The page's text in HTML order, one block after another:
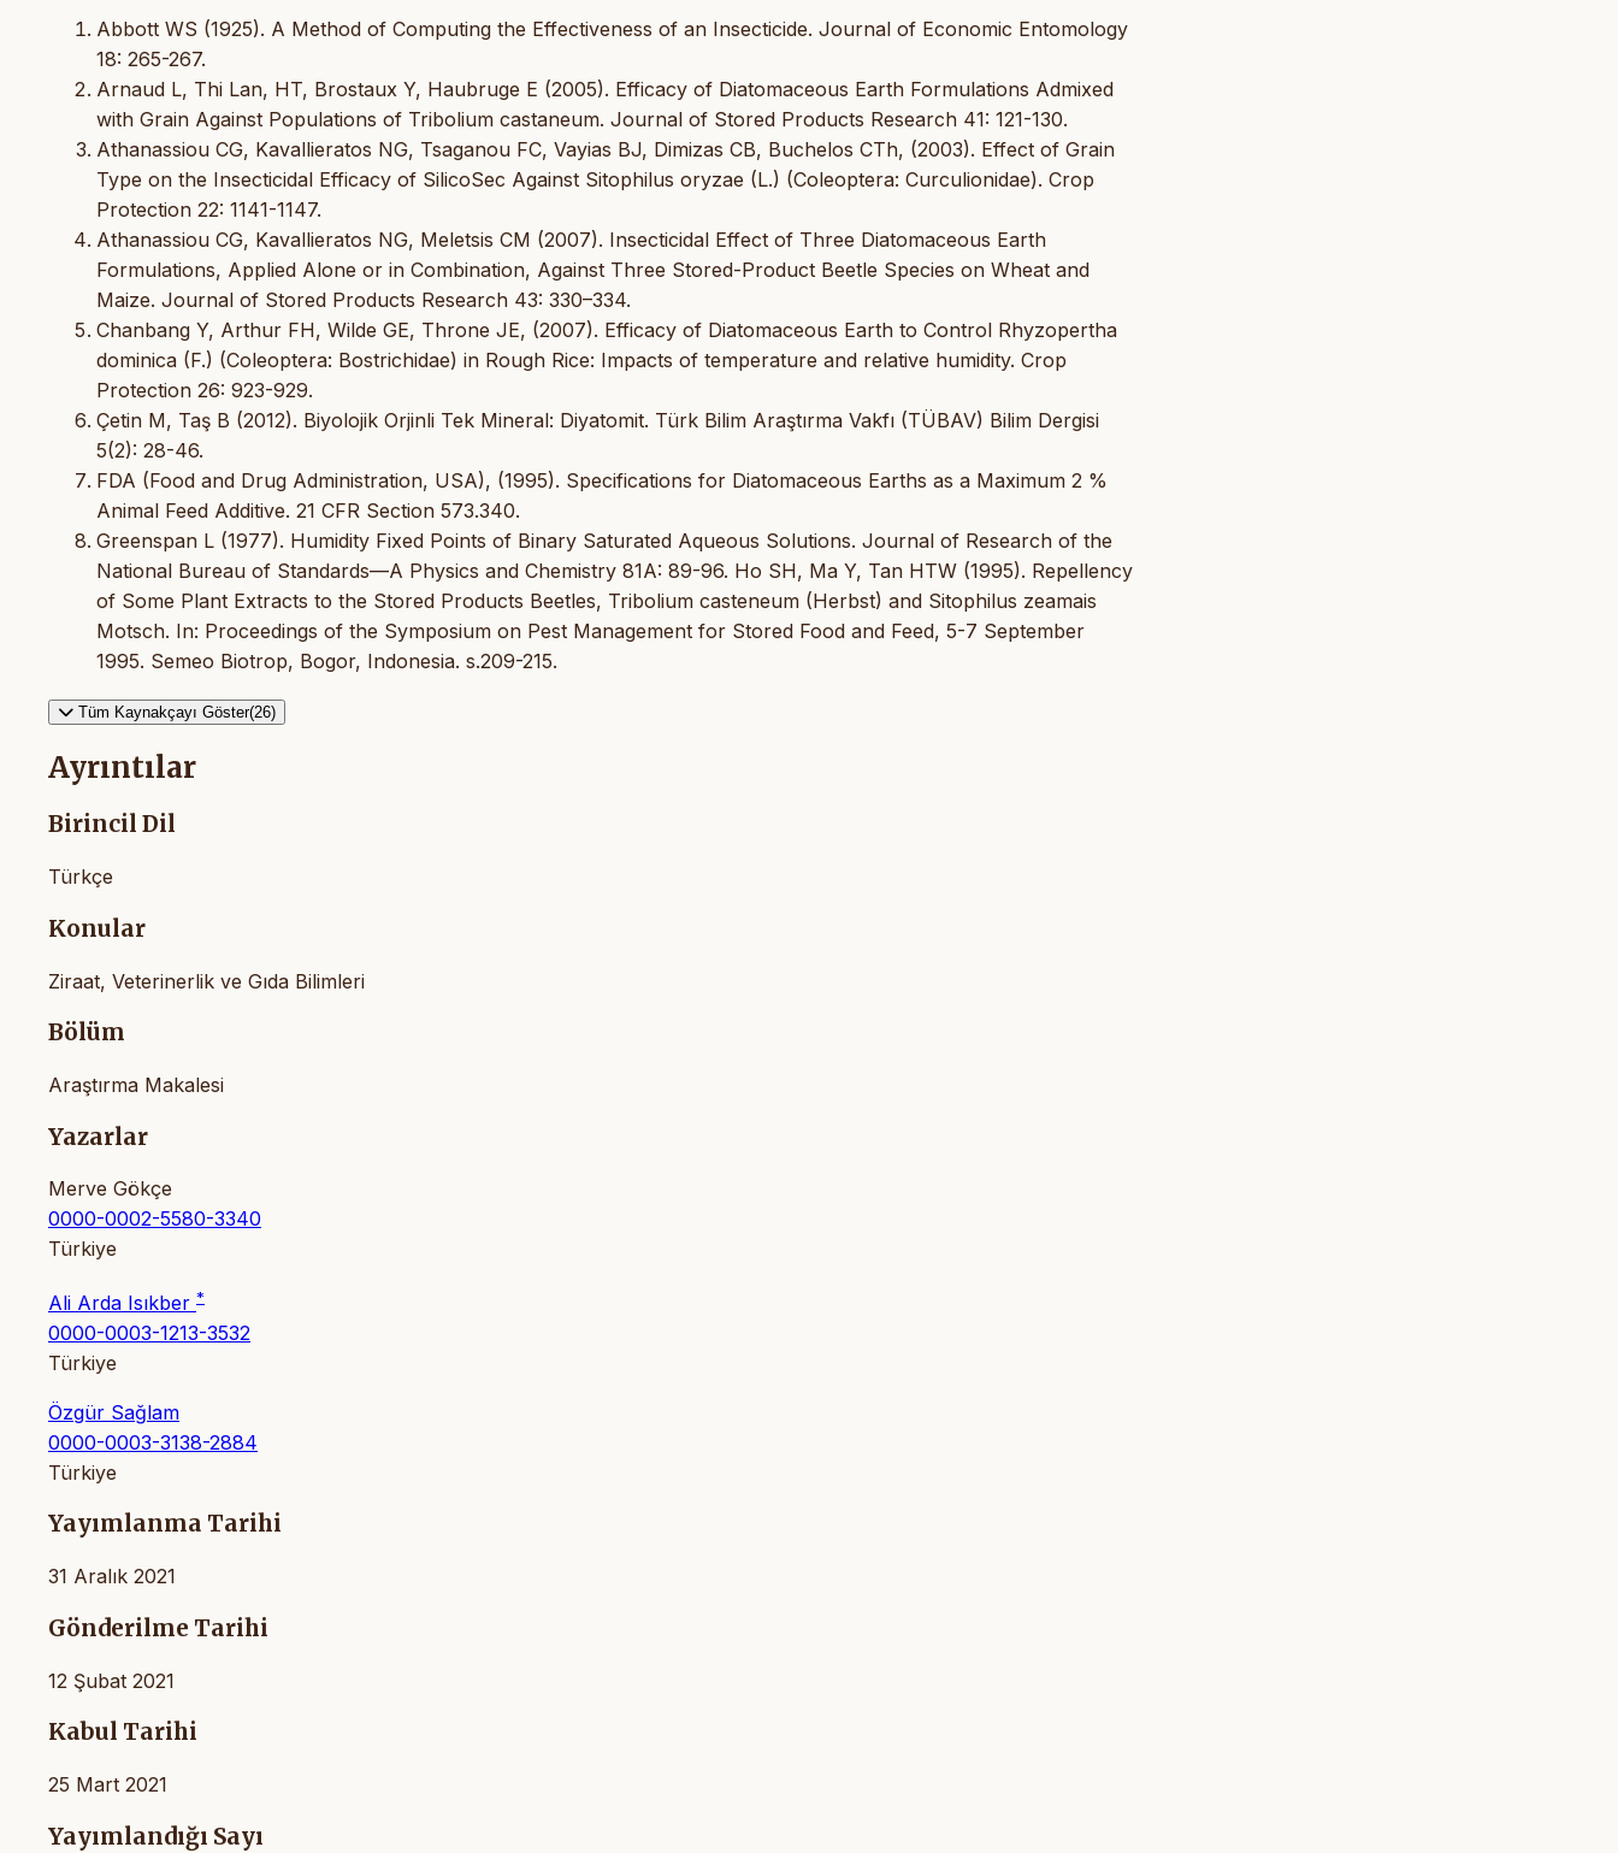
Abbott WS (1925). A Method of Computing the Effectiveness of an Insecticide. Journal of Economic Entomology
18: 265-267.
Arnaud L, Thi Lan, HT, Brostaux Y, Haubruge E (2005). Efficacy of Diatomaceous Earth Formulations Admixed
with Grain Against Populations of Tribolium castaneum. Journal of Stored Products Research 41: 121-130.
Athanassiou CG, Kavallieratos NG, Tsaganou FC, Vayias BJ, Dimizas CB, Buchelos CTh, (2003). Effect of Grain
Type on the Insecticidal Efficacy of SilicoSec Against Sitophilus oryzae (L.) (Coleoptera: Curculionidae). Crop
Protection 22: 1141-1147.
Athanassiou CG, Kavallieratos NG, Meletsis CM (2007). Insecticidal Effect of Three Diatomaceous Earth
Formulations, Applied Alone or in Combination, Against Three Stored-Product Beetle Species on Wheat and
Maize. Journal of Stored Products Research 43: 330–334.
Chanbang Y, Arthur FH, Wilde GE, Throne JE, (2007). Efficacy of Diatomaceous Earth to Control Rhyzopertha
dominica (F.) (Coleoptera: Bostrichidae) in Rough Rice: Impacts of temperature and relative humidity. Crop
Protection 26: 923-929.
Çetin M, Taş B (2012). Biyolojik Orjinli Tek Mineral: Diyatomit. Türk Bilim Araştırma Vakfı (TÜBAV) Bilim Dergisi
5(2): 28-46.
FDA (Food and Drug Administration, USA), (1995). Specifications for Diatomaceous Earths as a Maximum 2 %
Animal Feed Additive. 21 CFR Section 573.340.
Greenspan L (1977). Humidity Fixed Points of Binary Saturated Aqueous Solutions. Journal of Research of the
National Bureau of Standards—A Physics and Chemistry 81A: 89-96. Ho SH, Ma Y, Tan HTW (1995). Repellency
of Some Plant Extracts to the Stored Products Beetles, Tribolium casteneum (Herbst) and Sitophilus zeamais
Motsch. In: Proceedings of the Symposium on Pest Management for Stored Food and Feed, 5-7 September
1995. Semeo Biotrop, Bogor, Indonesia. s.209-215.
Tüm Kaynakçayı Göster(26)
Ayrıntılar
Birincil Dil
Türkçe
Konular
Ziraat, Veterinerlik ve Gıda Bilimleri
Bölüm
Araştırma Makalesi
Yazarlar
Merve Gökçe
0000-0002-5580-3340
Türkiye
Ali Arda Isıkber *
0000-0003-1213-3532
Türkiye
Özgür Sağlam
0000-0003-3138-2884
Türkiye
Yayımlanma Tarihi
31 Aralık 2021
Gönderilme Tarihi
12 Şubat 2021
Kabul Tarihi
25 Mart 2021
Yayımlandığı Sayı